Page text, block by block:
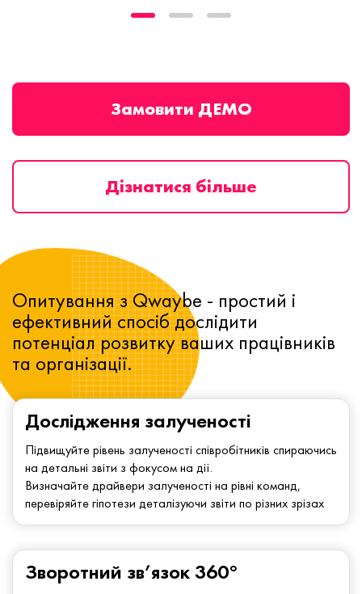
Замовити ДЕМО
Дізнатися більше
Дослідження залученості
Підвищуйте рівень залученості співробітників спираючись
на детальні звіти з фокусом на дії.
Визначайте драйвери залученості на рівні команд,
перевіряйте гіпотези деталізуючи звіти по різних зрізах
Зворотний зв’язок 360°
Опитування з Qwaybe - простий і
ефективний спосіб дослідити
потенціал розвитку ваших працівників
та організації.